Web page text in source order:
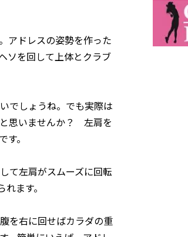
アドレスの姿勢を作った
ソを回して上体とクラブ
でしょうね。でも実際は
思いませんか？ 左肩を
。
て左肩がスムーズに回転
ます。
を右に回せばカラダの重